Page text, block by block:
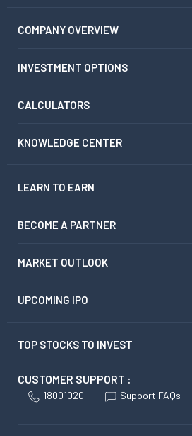
COMPANY OVERVIEW
INVESTMENT OPTIONS
CALCULATORS
KNOWLEDGE CENTER
LEARN TO EARN
BECOME A PARTNER
MARKET OUTLOOK
UPCOMING IPO
TOP STOCKS TO INVEST
CUSTOMER SUPPORT :
18001020 Support FAQs